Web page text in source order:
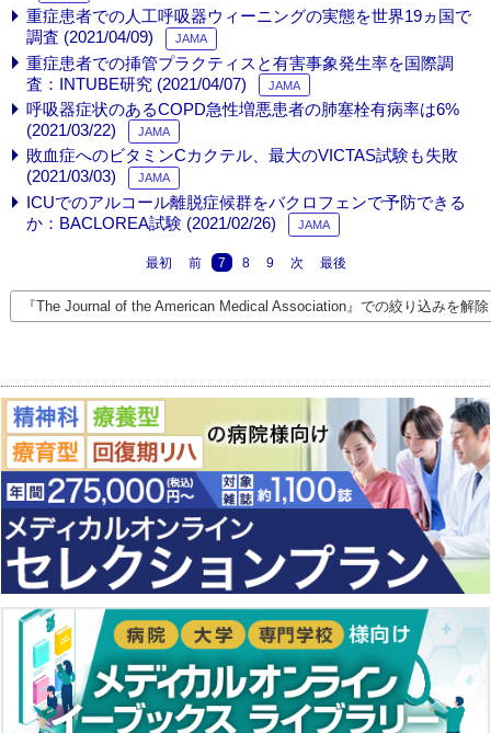
重症患者での人工呼吸器ウィーニングの実態を世界19ヵ国で
調査 (2021/04/09)
JAMA
重症患者での挿管プラクティスと有害事象発生率を国際調
査：INTUBE研究 (2021/04/07)
JAMA
呼吸器症状のあるCOPD急性増悪患者の肺塞栓有病率は6%
(2021/03/22)
JAMA
敗血症へのビタミンCカクテル、最大のVICTAS試験も失敗
(2021/03/03)
JAMA
ICUでのアルコール離脱症候群をバクロフェンで予防できる
か：BACLOREA試験 (2021/02/26)
JAMA
最初 前 7 8 9 次 最後
『The Journal of the American Medical Association』での絞り込みを解除